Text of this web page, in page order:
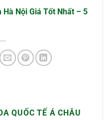
Hà Nội Giá Tốt Nhất – 5
QUỐC TẾ Á CHÂU